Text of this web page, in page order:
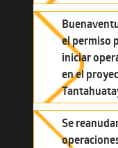
el permiso
iniciar
en el
Se